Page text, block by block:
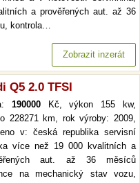
a prověřených aut. až 36
kontrola…
Zobrazit inzerát
Q5 2.0 TFSI
190000Kč, výkon 155 kw,
228271 km, rok výroby: 2009,
v: česká republika servisní
více než 19 000 kvalitních a
aut. až 36 měsíců
na mechanický stav vozu,